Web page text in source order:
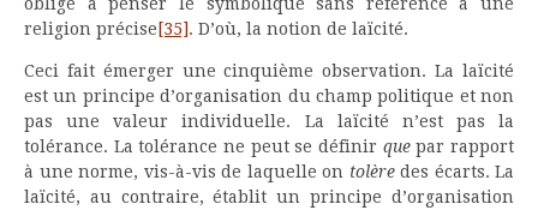
religion précise [35]. D’où, la notion de laïcité.
Ceci fait émerger une cinquième observation. La laïcité
est un principe d’organisation du champ politique et non
pas une valeur individuelle. La laïcité n’est pas la
tolérance. La tolérance ne peut se définir quepar rapport
à une norme, vis-à-vis de laquelle on tolèredes écarts. La
laïcité, au contraire, établit un principe d’organisation